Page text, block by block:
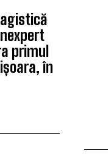
primul
în